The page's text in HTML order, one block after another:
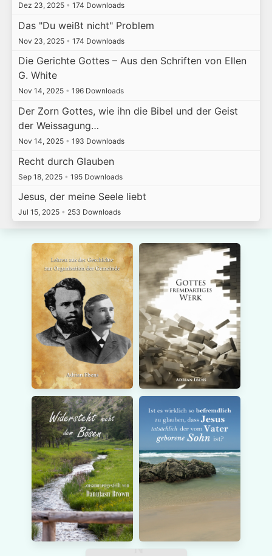
Dez 23, 2025 • 174 Downloads
Das "Du weißt nicht" Problem
Nov 23, 2025 • 174 Downloads
Die Gerichte Gottes – Aus den Schriften von Ellen
G. White
Nov 14, 2025 • 196 Downloads
Der Zorn Gottes, wie ihn die Bibel und der Geist
der Weissagung…
Nov 14, 2025 • 193 Downloads
Recht durch Glauben
Sep 18, 2025 • 195 Downloads
Jesus, der meine Seele liebt
Jul 15, 2025 • 253 Downloads